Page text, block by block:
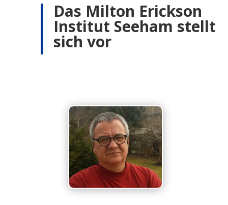
Das Milton Erickson
Institut Seeham stellt
sich vor